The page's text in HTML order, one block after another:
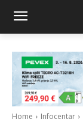
Home Infocentar